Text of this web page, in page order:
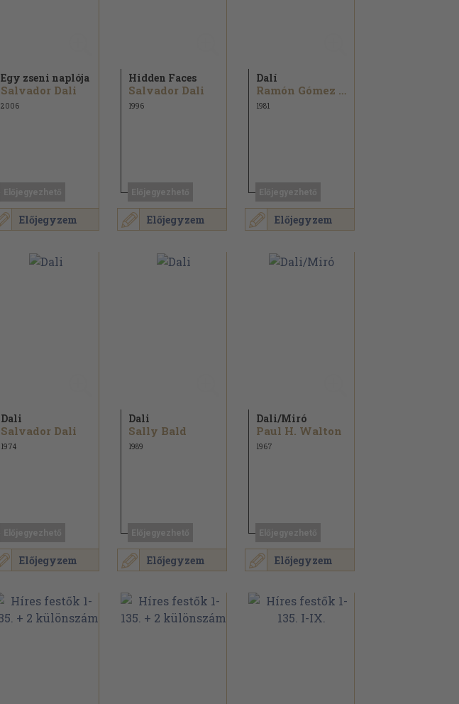
Előjegyzem
Egy zseni naplója
Salvador Dali
2006
Előjegyzem
Hidden Faces
Salvador Dali
1996
Előjegyzem
Dalí
Ramón Gómez de la Serna
1981
Előjegyzem
Dali
Salvador Dali
1974
Előjegyzem
Dali
Sally Bald
1989
Előjegyzem
Dali/Miró
Paul H. Walton
1967